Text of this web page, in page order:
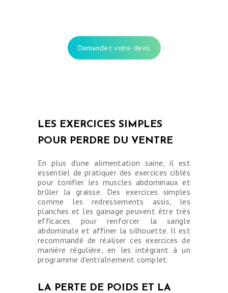
Demandez votre devis
LES EXERCICES SIMPLES
POUR PERDRE DU VENTRE
En plus d’une alimentation saine, il est
essentiel de pratiquer des exercices ciblés
pour tonifier les muscles abdominaux et
brûler la graisse. Des exercices simples
comme les redressements assis, les
planches et les gainage peuvent être très
efficaces pour renforcer la sangle
abdominale et affiner la silhouette. Il est
recommandé de réaliser ces exercices de
manière régulière, en les intégrant à un
programme d’entraînement complet.
LA PERTE DE POIDS ET LA